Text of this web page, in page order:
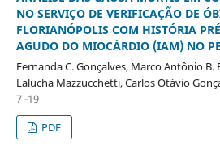
NO SERVIÇO DE VERIFICAÇÃO DE
FLORIANÓPOLIS COM HISTÓRIA
AGUDO DO MIOCÁRDIO (IAM) NO
Fernanda C. Gonçalves, Marco Antônio B.
Lalucha Mazzucchetti, Carlos Otávio
7 -19
PDF